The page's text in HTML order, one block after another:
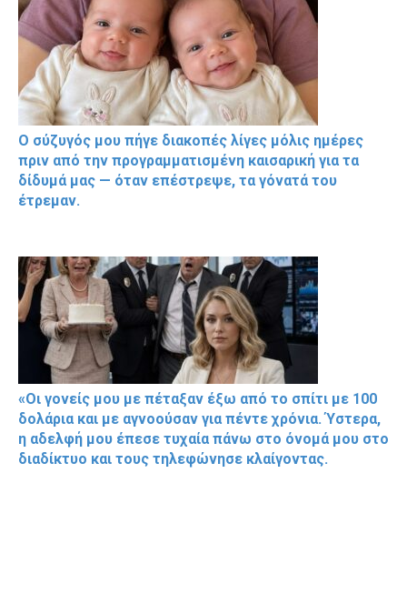
Ο σύζυγός μου πήγε διακοπές λίγες μόλις ημέρες
πριν από την προγραμματισμένη καισαρική για τα
δίδυμά μας — όταν επέστρεψε, τα γόνατά του
έτρεμαν.
«Οι γονείς μου με πέταξαν έξω από το σπίτι με 100
δολάρια και με αγνοούσαν για πέντε χρόνια. Ύστερα,
η αδελφή μου έπεσε τυχαία πάνω στο όνομά μου στο
διαδίκτυο και τους τηλεφώνησε κλαίγοντας.